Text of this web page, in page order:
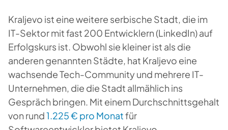
Kraljevo ist eine weitere serbische Stadt, die im
IT-Sektor mit fast 200 Entwicklern (LinkedIn) auf
Erfolgskurs ist. Obwohl sie kleiner ist als die
anderen genannten Städte, hat Kraljevo eine
wachsende Tech-Community und mehrere IT-
Unternehmen, die die Stadt allmählich ins
Gespräch bringen. Mit einem Durchschnittsgehalt
von rund1.225 € pro Monatfür